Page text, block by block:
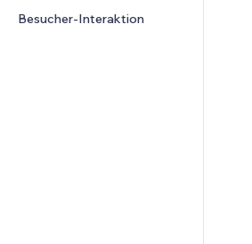
Besucher-Interaktion